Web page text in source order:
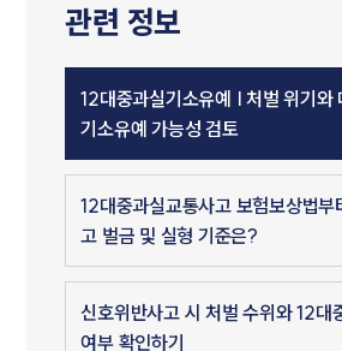
관련 정보
12대중과실기소유예 | 처벌 위기와
기소유예 가능성 검토
12대중과실교통사고 보험보상법부
고 벌금 및 실형 기준은?
신호위반사고 시 처벌 수위와 12대
여부 확인하기